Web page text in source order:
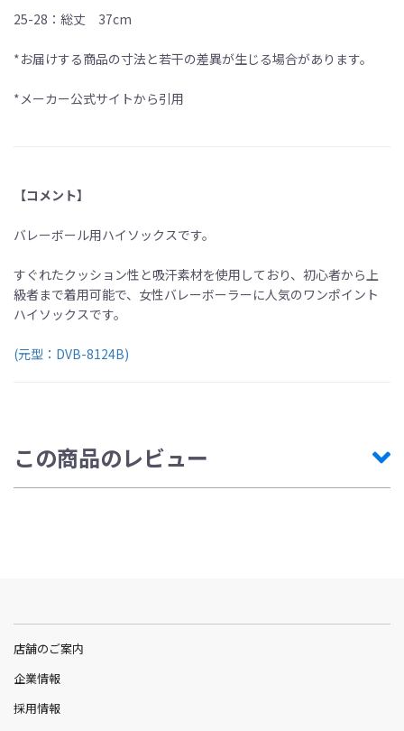
25-28：総丈 37cm
*お届けする商品の寸法と若干の差異が生じる場合があります。
*メーカー公式サイトから引用
【コメント】
バレーボール用ハイソックスです。
すぐれたクッション性と吸汗素材を使用しており、初心者から上
級者まで着用可能で、女性バレーボーラーに人気のワンポイント
ハイソックスです。
(元型：DVB-8124B)
この商品のレビュー
店舗のご案内
企業情報
採用情報